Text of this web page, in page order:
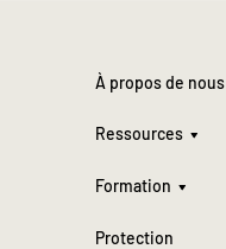
À propos de nous
Ressources
Formation
Protection